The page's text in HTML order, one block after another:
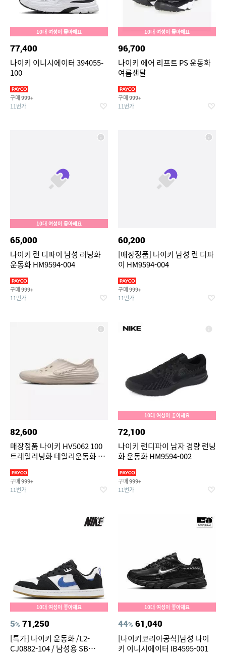
10대 여성이 좋아해요
77,400
나이키 이니시에이터 394055-
100
구매 999+
11번가
10대 여성이 좋아해요
96,700
나이키 에어 리프트 PS 운동화
여름샌달
구매 999+
11번가
10대 여성이 좋아해요
65,000
나이키 런 디파이 남성 러닝화
운동화 HM9594-004
구매 999+
11번가
60,200
[매장정품] 나이키 남성 런 디파
이 HM9594-004
구매 999+
11번가
82,600
매장정품 나이키 HV5062 100
트레일러닝화 데일리운동화 리
구매 999+
11번가
10대 여성이 좋아해요
72,100
나이키 런디파이 남자 경량 런닝
화 운동화 HM9594-002
구매 999+
11번가
10대 여성이 좋아해요
5% 71,250
[특가] 나이키 운동화 /L2-
CJ0882-104 / 남성용 SB
10대 여성이 좋아해요
44% 61,040
[나이키코리아공식]남성 나이
키 이니시에이터 IB4595-001